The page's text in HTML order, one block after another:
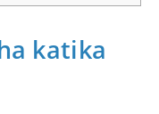
katika